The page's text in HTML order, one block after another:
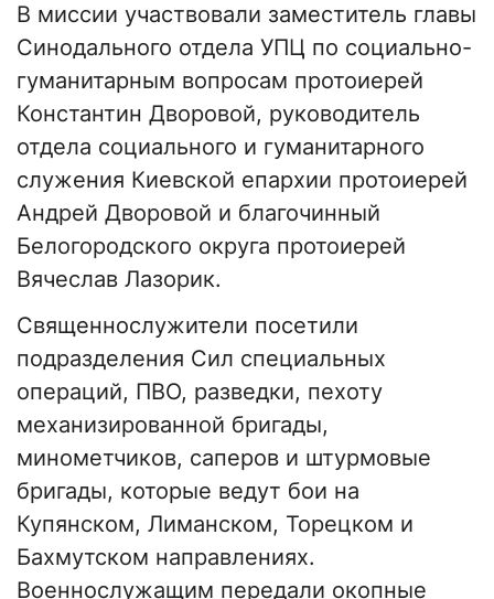
В миссии участвовали заместитель главы
Синодального отдела УПЦ по социально-
гуманитарным вопросам протоиерей
Константин Дворовой, руководитель
отдела социального и гуманитарного
служения Киевской епархии протоиерей
Андрей Дворовой и благочинный
Белогородского округа протоиерей
Вячеслав Лазорик.
Священнослужители посетили
подразделения Сил специальных
операций, ПВО, разведки, пехоту
механизированной бригады,
минометчиков, саперов и штурмовые
бригады, которые ведут бои на
Купянском, Лиманском, Торецком и
Бахмутском направлениях.
Военнослужащим передали окопные